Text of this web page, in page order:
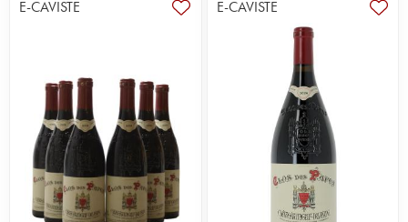
E-CAVISTE E-CAVISTE